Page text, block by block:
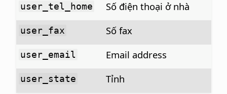
user_tel_home Số điện thoại ở nhà
user_fax Số fax
user_email Email address
user_state Tỉnh